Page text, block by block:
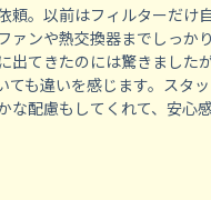
頼。以前はフィルターだけ
ァンや熱交換器までしっか
出てきたのには驚きました
ても違いを感じます。スタ
な配慮もしてくれて、安心